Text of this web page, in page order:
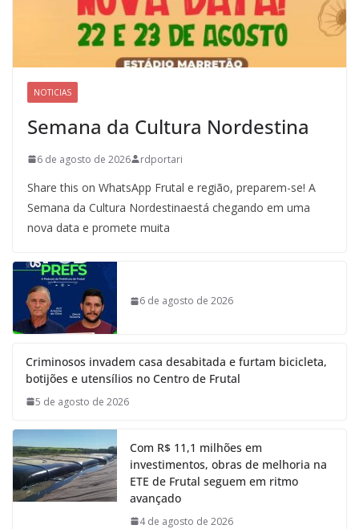
NOTICIAS
Semana da Cultura Nordestina
6 de agosto de 2026 rdportari
Share this on WhatsApp Frutal e região, preparem-se! A
Semana da Cultura Nordestinaestá chegando em uma
nova data e promete muita
6 de agosto de 2026
Criminosos invadem casa desabitada e furtam bicicleta,
botijões e utensílios no Centro de Frutal
5 de agosto de 2026
Com R$ 11,1 milhões em
investimentos, obras de melhoria na
ETE de Frutal seguem em ritmo
avançado
4 de agosto de 2026